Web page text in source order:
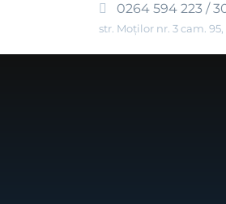
0264 594 223 /
str. Moților nr. 3 cam. 95,